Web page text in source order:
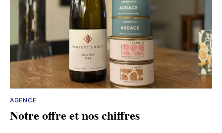
AGENCE
Notre offre et nos chiffres